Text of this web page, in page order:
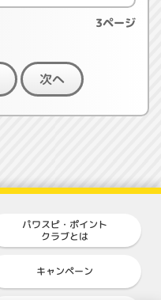
3ページ
次へ
パワスピ・ポイント
クラブとは
キャンペーン